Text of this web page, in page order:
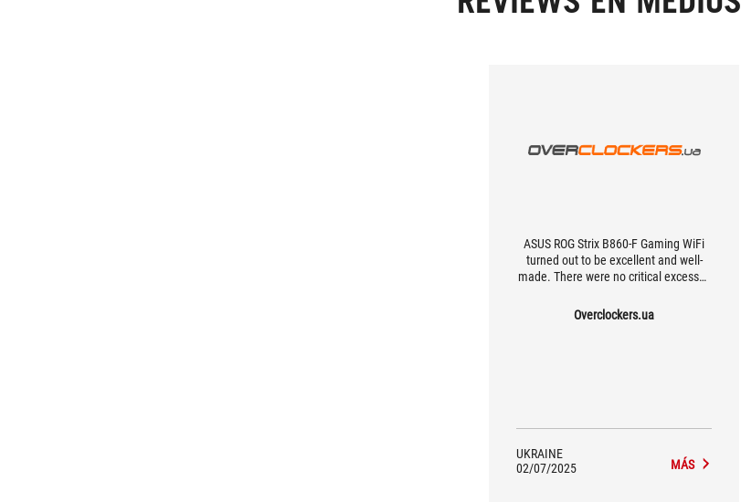
ASUS ROG Strix B860-F Gaming WiFi
turned out to be excellent and well-
made. There were no critical excesses
absolutely stable. The naked eye can
Overclockers.ua
UKRAINE
02/07/2025
MÁS